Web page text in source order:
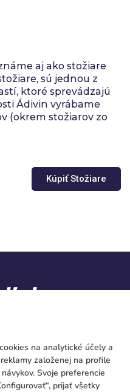
aj ako stožiare
sú jednou z
ktoré sprevádzajú
Ádivin vyrábame
(okrem stožiarov zo
Kúpiť Stožiare
s prítomnosťou v 18
výhradne s
Vyrábame a
na analytické účely a
založenej na profile
Svoje preferencie
prijať všetky